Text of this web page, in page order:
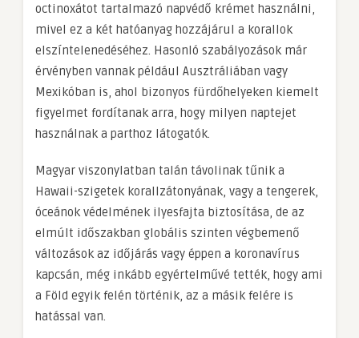
octinoxátot tartalmazó napvédő krémet használni,
mivel ez a két hatóanyag hozzájárul a korallok
elszíntelenedéséhez. Hasonló szabályozások már
érvényben vannak például Ausztráliában vagy
Mexikóban is, ahol bizonyos fürdőhelyeken kiemelt
figyelmet fordítanak arra, hogy milyen naptejet
használnak a parthoz látogatók.
Magyar viszonylatban talán távolinak tűnik a
Hawaii-szigetek korallzátonyának, vagy a tengerek,
óceánok védelmének ilyesfajta biztosítása, de az
elmúlt időszakban globális szinten végbemenő
változások az időjárás vagy éppen a koronavírus
kapcsán, még inkább egyértelművé tették, hogy ami
a Föld egyik felén történik, az a másik felére is
hatással van.